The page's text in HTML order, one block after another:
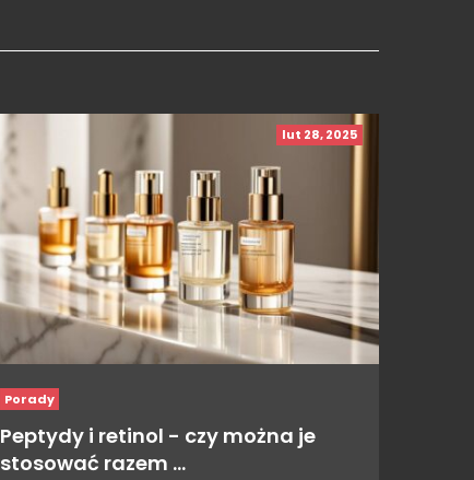
lut 28, 2025
Porady
Peptydy i retinol - czy można je
stosować razem …